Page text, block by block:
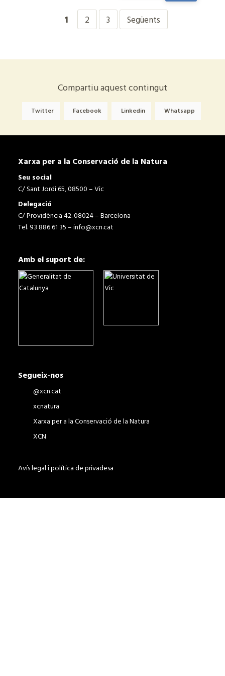
1 2 3 Següents
Compartiu aquest contingut
Twitter Facebook Linkedin Whatsapp
Xarxa per a la Conservació de la Natura
Seu social
C/ Sant Jordi 65, 08500 – Vic
Delegació
C/ Providència 42. 08024 – Barcelona
Tel. 93 886 61 35 –info@xcn.cat
Amb el suport de:
Segueix-nos
@xcn.cat
xcnatura
Xarxa per a la Conservació de la Natura
XCN
Avís legal i política de privadesa